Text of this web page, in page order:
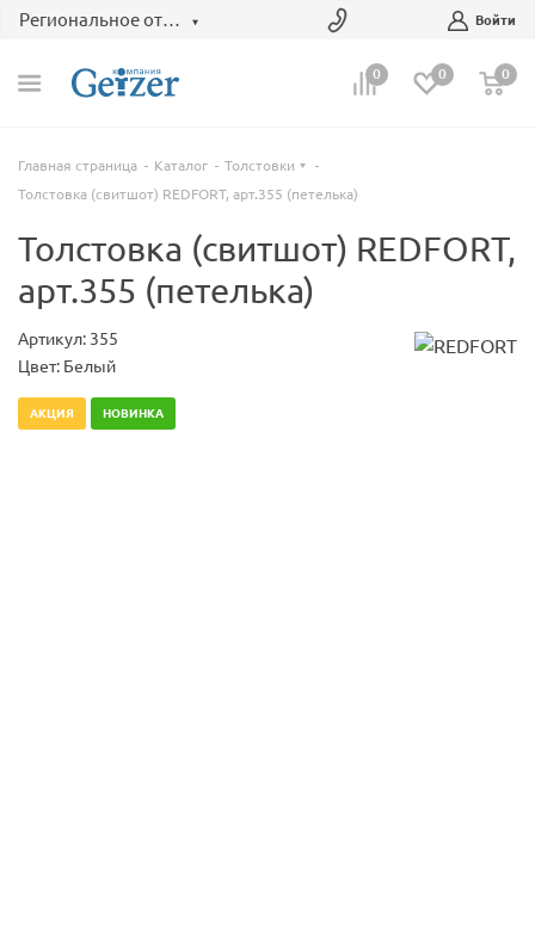
Региональное отделение Войти
0 0 0
Главная страница Каталог
Толстовки
Толстовка (свитшот) REDFORT, арт.355 (петелька)
Толстовка (свитшот) REDFORT,
арт.355 (петелька)
Артикул: 355
Цвет: Белый
АКЦИЯ НОВИНКА